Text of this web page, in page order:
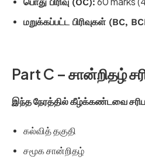
மறுக்கப்பட்ட பிரிவுகள் (BC,
Part C – சான்றிதழ்
இந்த நேரத்தில் கீழ்க்கண்டவை
கல்வித் தகுதி
சமூக சான்றிதழ்